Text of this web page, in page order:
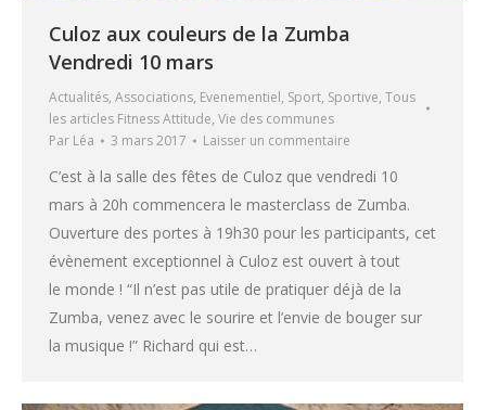
Culoz aux couleurs de la Zumba
Vendredi 10 mars
Actualités, Associations, Evenementiel, Sport, Sportive, Tous
les articles Fitness Attitude, Vie des communes
Par Léa 3 mars 2017 Laisser un commentaire
C’est à la salle des fêtes de Culoz que vendredi 10
mars à 20h commencera le masterclass de Zumba.
Ouverture des portes à 19h30 pour les participants, cet
évènement exceptionnel à Culoz est ouvert à tout
le monde ! “Il n’est pas utile de pratiquer déjà de la
Zumba, venez avec le sourire et l’envie de bouger sur
la musique !” Richard qui est…